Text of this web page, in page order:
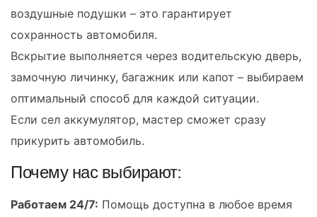
воздушные подушки – это гарантирует
сохранность автомобиля.
Вскрытие выполняется через водительскую дверь,
замочную личинку, багажник или капот – выбираем
оптимальный способ для каждой ситуации.
Если сел аккумулятор, мастер сможет сразу
прикурить автомобиль.
Почему нас выбирают:
Работаем 24/7: Помощь доступна в любое время